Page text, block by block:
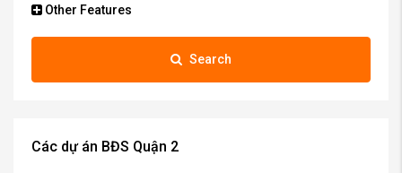
Other Features
Search
Các dự án BĐS Quận 2